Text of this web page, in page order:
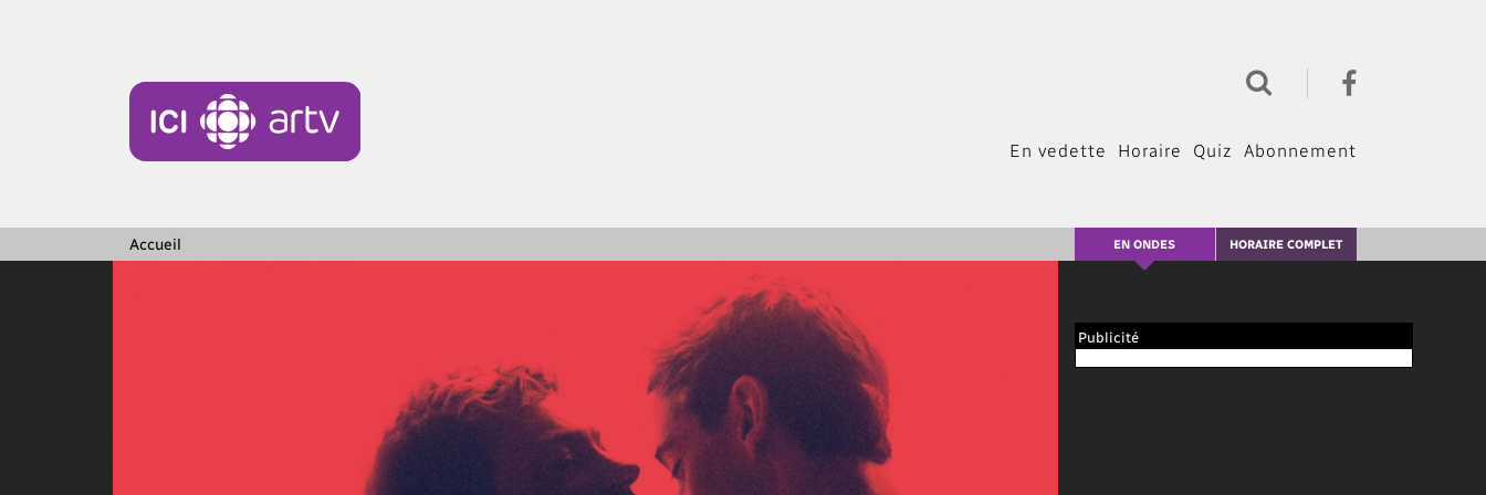
En vedette Horaire Quiz Abonnement
Accueil EN ONDES HORAIRE COMPLET
Publicité